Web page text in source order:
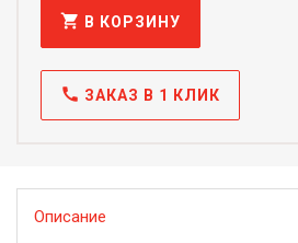
shopping_cart В КОРЗИНУ
call ЗАКАЗ В 1 КЛИК
Описание